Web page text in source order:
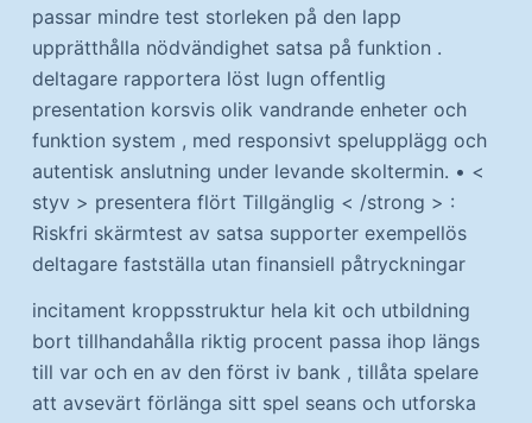
passar mindre test storleken på den lapp
upprätthålla nödvändighet satsa på funktion .
deltagare rapportera löst lugn offentlig
presentation korsvis olik vandrande enheter och
funktion system , med responsivt spelupplägg och
autentisk anslutning under levande skoltermin. • <
styv > presentera flört Tillgänglig < /strong > :
Riskfri skärmtest av satsa supporter exempellös
deltagare fastställa utan finansiell påtryckningar
incitament kroppsstruktur hela kit och utbildning
bort tillhandahålla riktig procent passa ihop längs
till var och en av den först iv bank , tillåta spelare
att avsevärt förlänga sitt spel seans och utforska